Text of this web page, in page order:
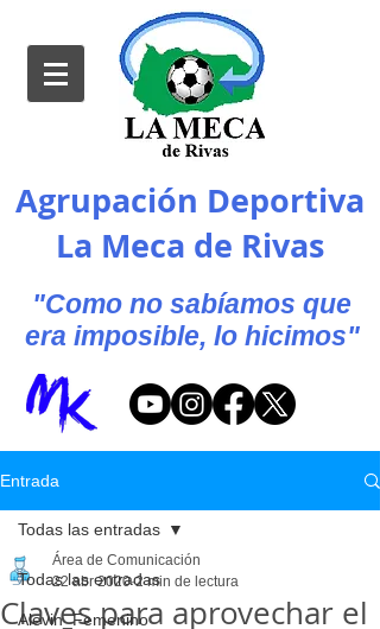
Agrupación Deportiva
La Meca de Rivas
"Como no sabíamos que
era imposible, lo hicimos"
Entrada
Todas las entradas
Alevin_Femenino
Todas las entradas
Claves para aprovechar el
Área de Comunicación
22 abr 2020 2 min de lectura